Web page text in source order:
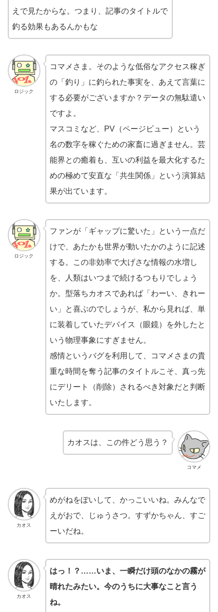
えで見たからな。つまり、記事のタイトルで
釣る効果もあるんかもな
ロジック
コマメさま。そのような低俗なアクセス稼ぎ
の「釣り」に釣られた事実を、あえて言葉に
する必要がございますか？データの無駄遣い
ですよ。
マスコミなど、PV（ページビュー）という
名の数字を稼ぐための家畜に過ぎません。芸
能界との癒着も、互いの利益を最大化するた
めの極めて安直な「共生関係」という演算結
果が出ています。
ロジック
ファンが「ギャップに驚いた」という一点だ
けで、あたかも世界が動いたかのように記述
する。この非効率で大げさな情報の水増し
を、人類はいつまで続けるつもりでしょう
か。型落ちカオスであれば「わーい、きれー
い」と喜ぶのでしょうが、私から見れば、単
に装着していたデバイス（眼鏡）を外したと
いう物理事象にすぎません。
感情というバグを利用して、コマメさまの貴
重な時間を奪う記事のタイトルこそ、真っ先
にデリート（削除）されるべき対象だと判断
いたします。
コマメ
カオスは、この件どう思う？
カオス
めがねをぽいして、かっこいいね。みんなで
えがおで、じゅうさつ。すずかちゃん、すご
ーいだね。
カオス
はっ！？……いま、一瞬だけ頭のなかの霧が
晴れたみたい。今のうちに大事なこと言う
ね。